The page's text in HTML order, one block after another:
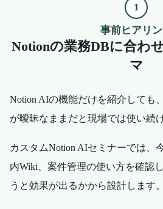
1
事前ヒアリ
Notionの業務DBに合わ
マ
Notion AIの機能だけを紹介しても
が曖昧なままだと現場では使い続
カスタムNotion AIセミナーでは、
内Wiki、案件管理の使い方を確認
うと効果が出るかから設計します。